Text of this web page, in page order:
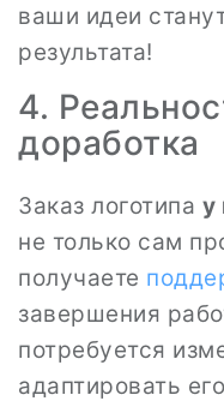
ваши идеи
результата!
4.
доработка
Заказ логотипа у
не только сам
получаете
завершения
потребуется
адаптировать